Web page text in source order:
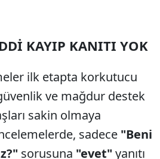
KAYIP KANITI YOK
ilk etapta korkutucu
ve mağdur destek
sakin olmaya
sadece "Beni
sorusuna "evet" yanıtı